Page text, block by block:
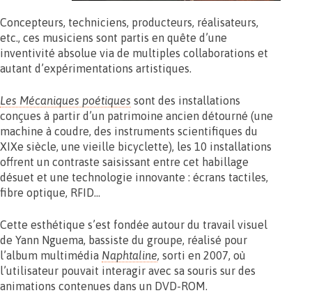
Concepteurs, techniciens, producteurs, réalisateurs,
etc., ces musiciens sont partis en quête d’une
inventivité absolue via de multiples collaborations et
autant d’expérimentations artistiques.
Les Mécaniques poétiques sont des installations
conçues à partir d’un patrimoine ancien détourné (une
machine à coudre, des instruments scientifiques du
XIXe siècle, une vieille bicyclette), les 10 installations
offrent un contraste saisissant entre cet habillage
désuet et une technologie innovante : écrans tactiles,
fibre optique, RFID…
Cette esthétique s’est fondée autour du travail visuel
de Yann Nguema, bassiste du groupe, réalisé pour
l’album multimédia Naphtaline, sorti en 2007, où
l’utilisateur pouvait interagir avec sa souris sur des
animations contenues dans un DVD-ROM.